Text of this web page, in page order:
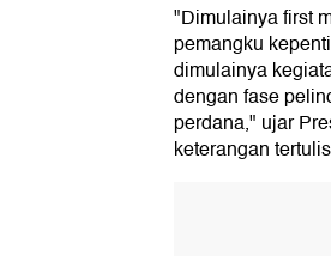
"Dimulainya first
pemangku
dimulainya
dengan fase
perdana," ujar
keterangan